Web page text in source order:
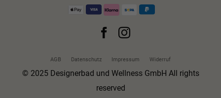
AGB Datenschutz Impressum Widerruf
© 2025 Designerbad und Wellness GmbH All rights
reserved